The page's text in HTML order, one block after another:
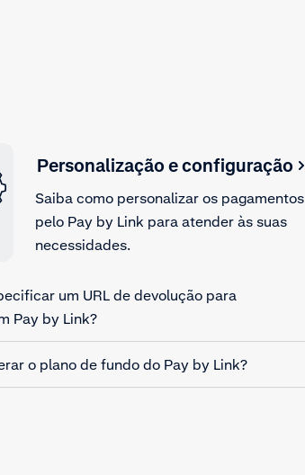
Personalização e configuração
Saiba como personalizar os pagamentos
pelo Pay by Link para atender às suas
necessidades.
um URL de devolução para
Pay by Link?
o plano de fundo do Pay by Link?